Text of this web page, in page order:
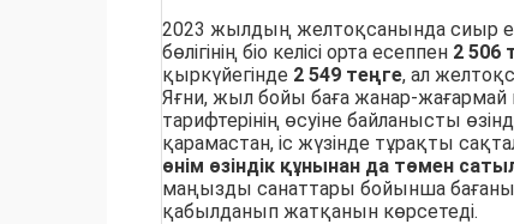
2023 жылдың желтоқсанында сиыр
бөлігінің біо келісі орта есеппен 2 506
қыркүйегінде 2 549 теңге, ал
Яғни, жыл бойы баға жанар-жағармай
тарифтерінің өсуіне байланысты
қарамастан, іс жүзінде тұрақты
өнім өзіндік құнынан да төмен
маңызды санаттары бойынша
қабылданып жатқанын көрсетеді.